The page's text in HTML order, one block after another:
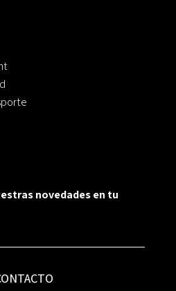
novedades en tu